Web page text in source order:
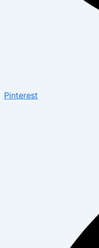
Pinterest